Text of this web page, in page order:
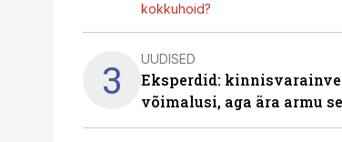
kokkuhoid?
3 UUDISED
Eksperdid:
võimalusi, aga ära armu